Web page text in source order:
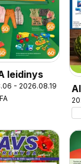
leidinys
- 2026.08.19